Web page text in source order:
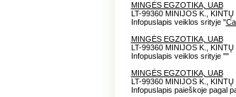
MINGĖS EGZOTIKA, UAB
LT-99360 MINIJOS K.,
Infopuslapis veiklos srityje "
MINGĖS EGZOTIKA, UAB
LT-99360 MINIJOS K.,
Infopuslapis veiklos srityje ""
MINGĖS EGZOTIKA, UAB
LT-99360 MINIJOS K.,
Infopuslapis paieškoje pagal